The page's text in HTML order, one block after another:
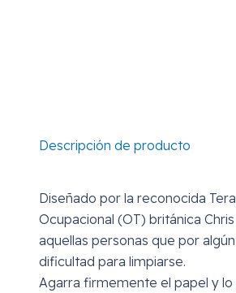
Descripción de producto
Diseñado por la reconocida
Ocupacional (OT) británica
aquellas personas que por
dificultad para limpiarse.
Agarra firmemente el papel y lo